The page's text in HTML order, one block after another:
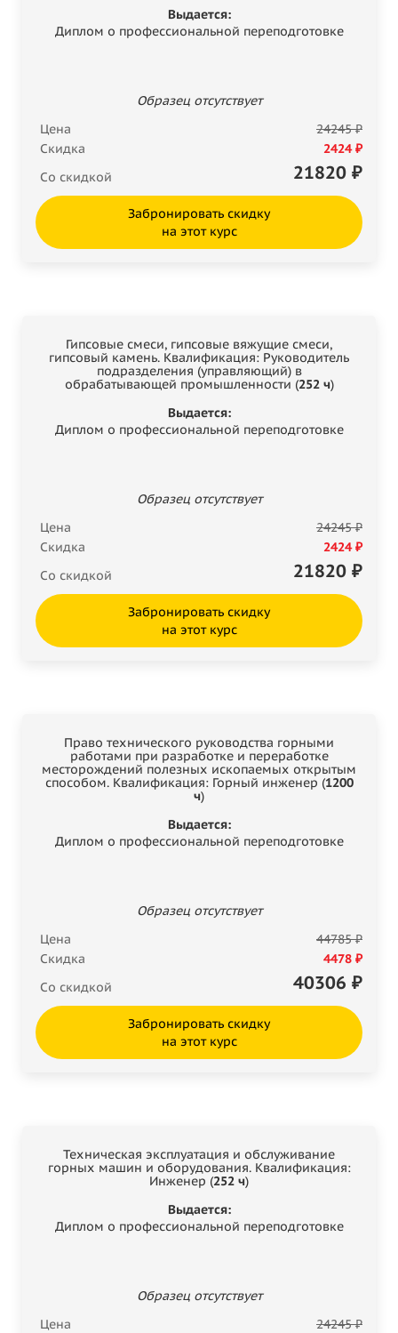
Выдается:
Диплом о профессиональной переподготовке
Образец отсутствует
Цена
24245 ₽
Скидка
2424 ₽
Со скидкой
21820 ₽
Забронировать скидку
на этот курс
Гипсовые смеси, гипсовые вяжущие смеси,
гипсовый камень. Квалификация: Руководитель
подразделения (управляющий) в
обрабатывающей промышленности (252 ч)
Выдается:
Диплом о профессиональной переподготовке
Образец отсутствует
Цена
24245 ₽
Скидка
2424 ₽
Со скидкой
21820 ₽
Забронировать скидку
на этот курс
Право технического руководства горными
работами при разработке и переработке
месторождений полезных ископаемых открытым
способом. Квалификация: Горный инженер (1200
ч)
Выдается:
Диплом о профессиональной переподготовке
Образец отсутствует
Цена
44785 ₽
Скидка
4478 ₽
Со скидкой
40306 ₽
Забронировать скидку
на этот курс
Техническая эксплуатация и обслуживание
горных машин и оборудования. Квалификация:
Инженер (252 ч)
Выдается:
Диплом о профессиональной переподготовке
Образец отсутствует
Цена
24245 ₽